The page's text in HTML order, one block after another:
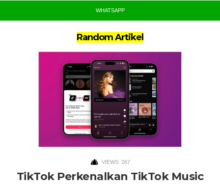
WHATSAPP
Random Artikel
VIEWS: 267
TikTok Perkenalkan TikTok Music